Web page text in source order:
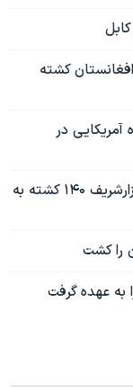
کشته
آمریکایی در
حمله طالبان به پادگان ارتش افغانستان در مزارشریف ۱۴۰ کشته به
را کشت
به عهده گرفت